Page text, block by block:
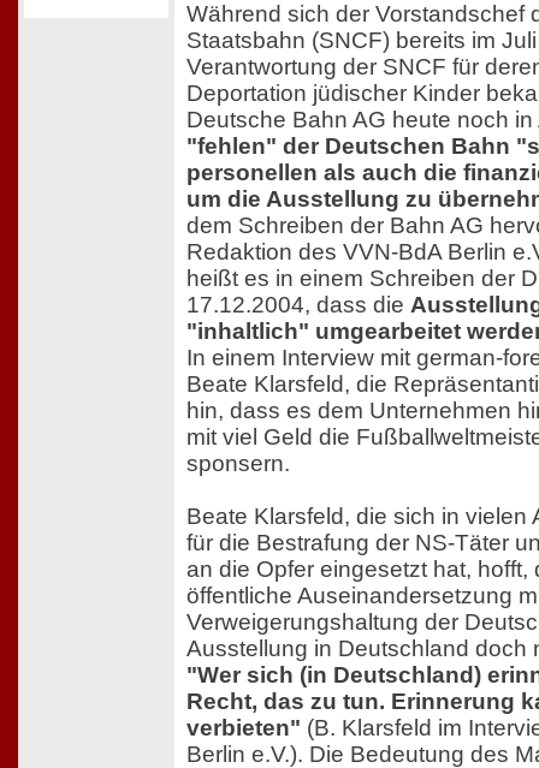
Während sich der Vorstandschef
Staatsbahn (SNCF) bereits im
Verantwortung der SNCF für
Deportation jüdischer Kinder
Deutsche Bahn AG heute noch
"fehlen" der Deutschen Bahn
personellen als auch die
um die Ausstellung zu
dem Schreiben der Bahn AG
Redaktion des VVN-BdA Berlin
heißt es in einem Schreiben der
17.12.2004, dass die
"inhaltlich" umgearbeitet
In einem Interview mit german-
Beate Klarsfeld, die
hin, dass es dem Unternehmen
mit viel Geld die
sponsern.
Beate Klarsfeld, die sich in vielen
für die Bestrafung der NS-Täter
an die Opfer eingesetzt hat,
öffentliche Auseinandersetzung
Verweigerungshaltung der
Ausstellung in Deutschland doch
"Wer sich (in Deutschland)
Recht, das zu tun. Erinnerung
verbieten" (B. Klarsfeld im
Berlin e.V.). Die Bedeutung des